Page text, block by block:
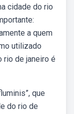
cidade do rio
a quem
utilizado
rio de janeiro é
que
do rio de